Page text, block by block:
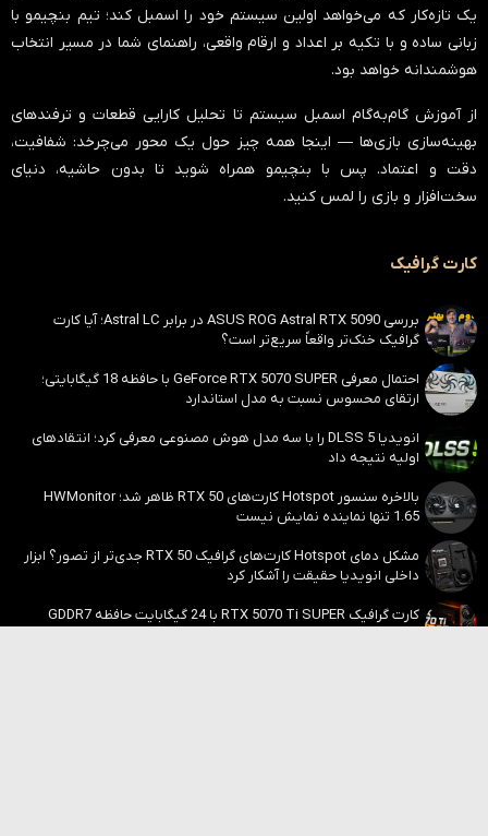
یک تازه‌کار که می‌خواهد اولین سیستم خود را اسمبل کند؛ تیم بنچیمو با
زبانی ساده و با تکیه بر اعداد و ارقام واقعی، راهنمای شما در مسیر انتخاب
هوشمندانه خواهد بود.
از آموزش گام‌به‌گام اسمبل سیستم تا تحلیل کارایی قطعات و ترفندهای
بهینه‌سازی بازی‌ها — اینجا همه چیز حول یک محور می‌چرخد: شفافیت،
دقت و اعتماد. پس با بنچیمو همراه شوید تا بدون حاشیه، دنیای
سخت‌افزار و بازی را لمس کنید.
کارت گرافیک
بررسی ASUS ROG Astral RTX 5090 در برابر Astral LC؛ آیا کارت
گرافیک خنک‌تر واقعاً سریع‌تر است؟
احتمال معرفی GeForce RTX 5070 SUPER با حافظه 18 گیگابایتی؛
ارتقای محسوس نسبت به مدل استاندارد
انویدیا DLSS 5 را با سه مدل هوش مصنوعی معرفی کرد؛ انتقادهای
اولیه نتیجه داد
بالاخره سنسور Hotspot کارت‌های RTX 50 ظاهر شد؛ HWMonitor
1.65 تنها نماینده نمایش نیست
مشکل دمای Hotspot کارت‌های گرافیک RTX 50 جدی‌تر از تصور؟ ابزار
داخلی انویدیا حقیقت را آشکار کرد
کارت گرافیک RTX 5070 Ti SUPER با 24 گیگابایت حافظه GDDR7